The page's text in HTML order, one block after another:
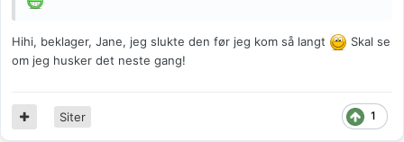
Hihi, beklager, Jane, jeg slukte den før jeg kom så langt
Skal se
om jeg husker det neste gang!
1
Siter